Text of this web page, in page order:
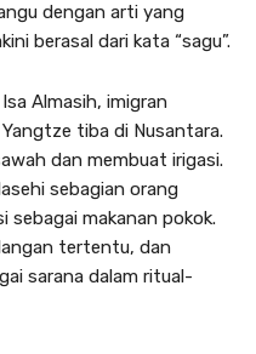
dengan arti yang
berasal dari kata “sagu”.
Almasih, imigran
tiba di Nusantara.
dan membuat irigasi.
sebagian orang
sebagai makanan pokok.
tertentu, dan
sarana dalam ritual-